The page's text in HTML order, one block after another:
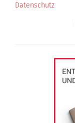
Datenschutz